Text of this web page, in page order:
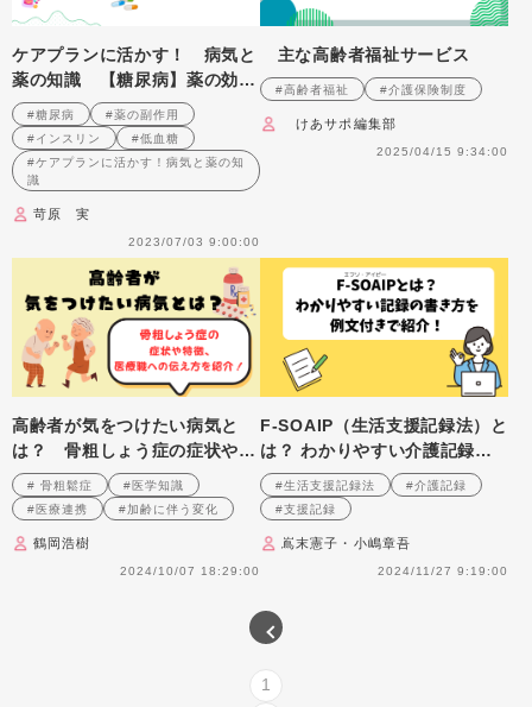
ケアプランに活かす！ 病気と
薬の知識 【糖尿病】薬の効果
＆副作用は？ ケアマネが押さ
えたいポイントを徹底解説！
【医師監修】
#糖尿病
#薬の副作用
#インスリン
#低血糖
#ケアプランに活かす！病気と薬の知
識
苛原 実
2023/07/03 9:00:00
主な高齢者福祉サービス
#高齢者福祉 #介護保険制度
けあサポ編集部
2025/04/15 9:34:00
高齢者が気をつけたい病気と
は？ 骨粗しょう症の症状や特
徴、医療職への伝え方を紹介！
# 骨粗鬆症
#医学知識
#医療連携
#加齢に伴う変化
鶴岡浩樹
2024/10/07 18:29:00
F-SOAIP（生活支援記録法）と
は？ わかりやすい介護記録・
支援経過記録の書き方を 例文
付きで紹介！
#生活支援記録法
#介護記録
#支援記録
嶌末憲子・小嶋章吾
2024/11/27 9:19:00
1